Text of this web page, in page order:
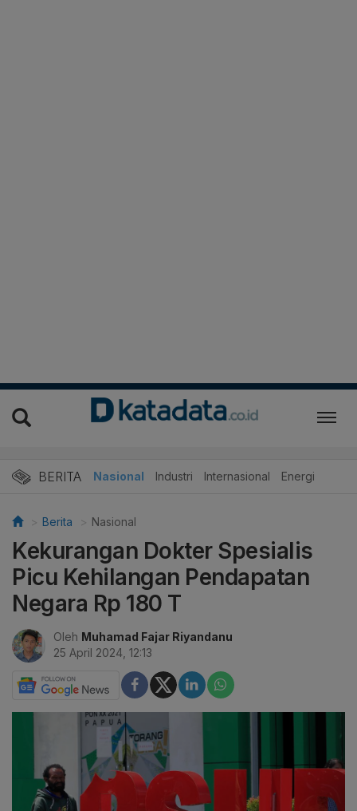
BERITA Nasional Industri Internasional Energi
Berita Nasional
Kekurangan Dokter Spesialis
Picu Kehilangan Pendapatan
Negara Rp 180 T
Oleh Muhamad Fajar Riyandanu
25 April 2024, 12:13